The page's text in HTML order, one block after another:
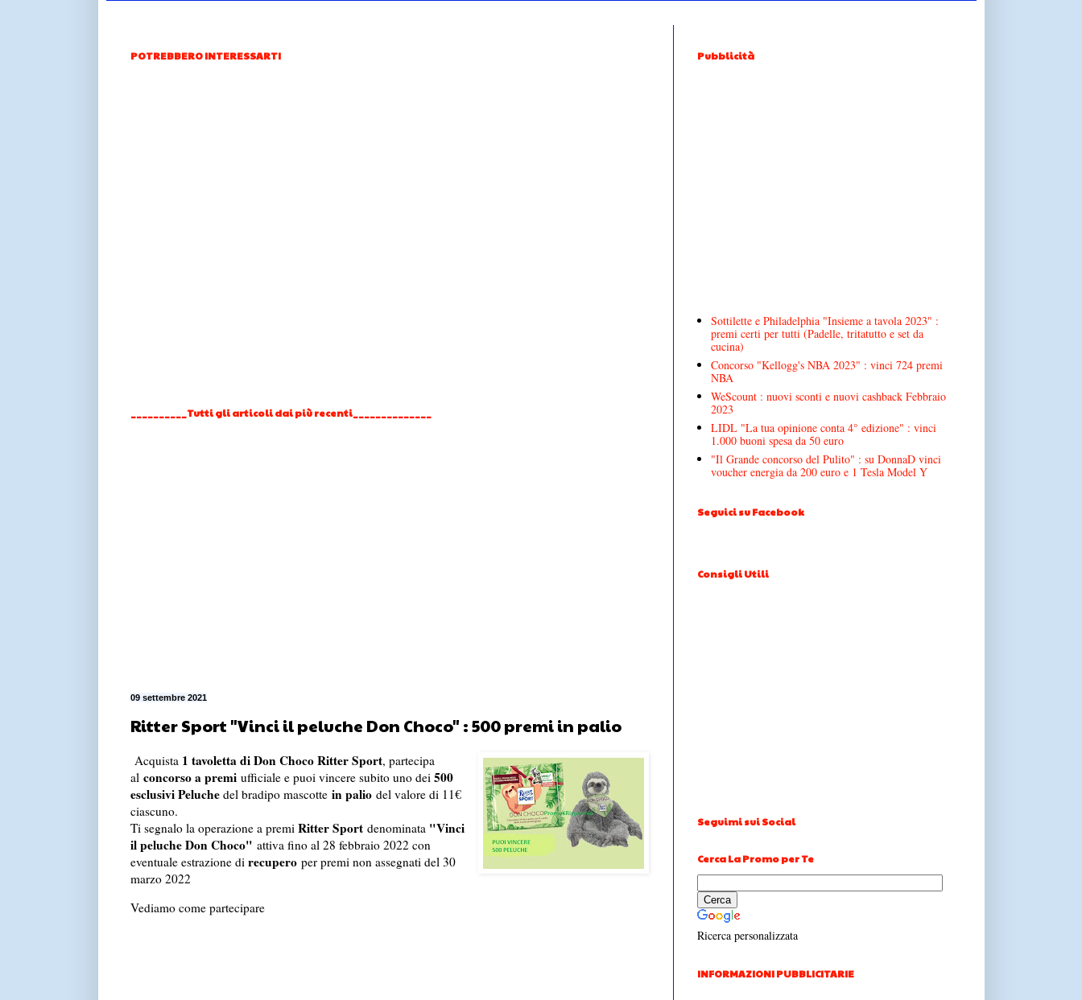
POTREBBERO INTERESSARTI
__________Tutti gli articoli dai più recenti______________
09 settembre 2021
Ritter Sport "Vinci il peluche Don Choco" : 500 premi in palio
Acquista 1 tavoletta di Don Choco Ritter Sport, partecipa
al concorso a premiufficiale e puoi vincere subito uno dei 500
esclusivi Peluche del bradipo mascotte in paliodel valore di 11€
ciascuno.
Ti segnalo la operazione a premi Ritter Sportdenominata "Vinci
il peluche Don Choco" attiva fino al 28 febbraio 2022 con
eventuale estrazione di recuperoper premi non assegnati del 30
marzo 2022
Vediamo come partecipare
Pubblicità
Sottilette e Philadelphia "Insieme a tavola 2023" :
premi certi per tutti (Padelle, tritatutto e set da
cucina)
Concorso "Kellogg's NBA 2023" : vinci 724 premi
NBA
WeScount : nuovi sconti e nuovi cashback Febbraio
2023
LIDL "La tua opinione conta 4° edizione" : vinci
1.000 buoni spesa da 50 euro
"Il Grande concorso del Pulito" : su DonnaD vinci
voucher energia da 200 euro e 1 Tesla Model Y
Seguici su Facebook
Consigli Utili
Seguimi sui Social
Cerca La Promo per Te
Ricerca personalizzata
INFORMAZIONI PUBBLICITARIE